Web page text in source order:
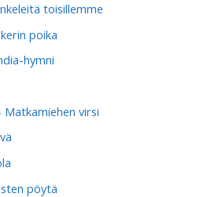
toisillemme
poika
hymni
Matkamiehen virsi
pöytä